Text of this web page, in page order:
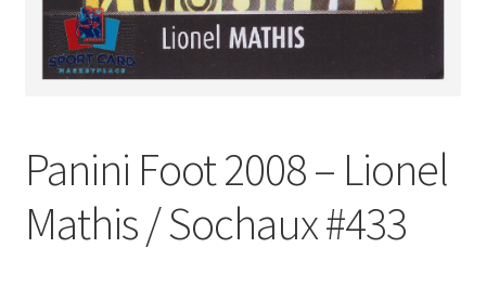
Panini Foot 2008 – Lionel
Mathis / Sochaux #433